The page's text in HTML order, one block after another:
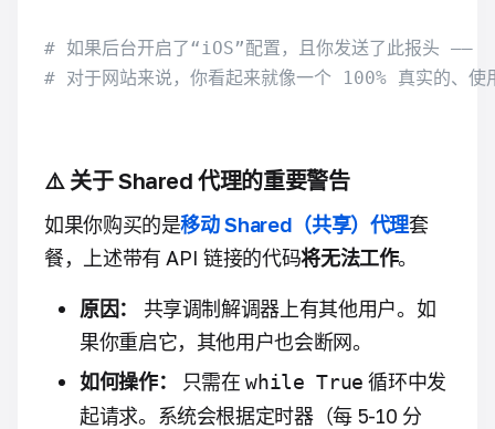
# 如果后台开启了“iOS”配置，且你发送了此报头 ——
# 对于网站来说，你看起来就像一个 100% 真实的、
⚠️ 关于 Shared 代理的重要警告
如果你购买的是移动Shared（共享）代理套
餐，上述带有 API 链接的代码将无法工作。
原因：
共享调制解调器上有其他用户。如
果你重启它，其他用户也会断网。
如何操作：
只需在while True 循环中发
起请求。系统会根据定时器（每 5-10 分